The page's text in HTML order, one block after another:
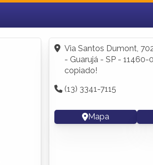
Fazer login
Criar conta
Via Santos Dumont,
- Guarujá - SP - 11460-
copiado!
(13) 3341-7115
Mapa